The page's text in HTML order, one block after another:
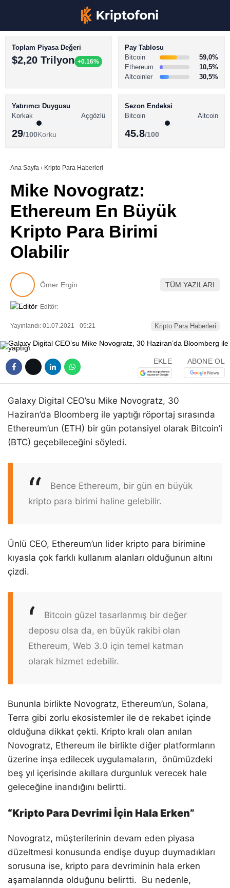
TikTok
BİTCOİN HABERLERİ
ALTCOİN HABERLERİ
SÖZLÜK
Toplam Piyasa Değeri
$2,20 Trilyon +0.16%
Pay Tablosu
Bitcoin
59,0%
Ethereum
10,5%
Altcoinler
30,5%
Yatırımcı Duygusu
Korkak
Açgözlü
29/100Korku
Sezon Endeksi
Bitcoin
Altcoin
45.8/100
Ana Sayfa › Kripto Para Haberleri
Mike Novogratz:
Ethereum En Büyük
Kripto Para Birimi
Olabilir
Ömer Ergin TÜM YAZILARI
Editör:
Yayınlandı: 01.07.2021 - 05:21 Kripto Para Haberleri
EKLE ABONE OL
Galaxy Digital CEO’su Mike Novogratz, 30
Haziran’da Bloomberg ile yaptığı röportaj sırasında
Ethereum’un (ETH) bir gün potansiyel olarak Bitcoin’i
(BTC) geçebileceğini söyledi.
Bence Ethereum, bir gün en büyük
kripto para birimi haline gelebilir.
Ünlü CEO, Ethereum’un lider kripto para birimine
kıyasla çok farklı kullanım alanları olduğunun altını
çizdi.
Bitcoin güzel tasarlanmış bir değer
deposu olsa da, en büyük rakibi olan
Ethereum, Web 3.0 için temel katman
olarak hizmet edebilir.
Bununla birlikte Novogratz, Ethereum’un, Solana,
Terra gibi zorlu ekosistemler ile de rekabet içinde
olduğuna dikkat çekti. Kripto kralı olan anılan
Novogratz, Ethereum ile birlikte diğer platformların
üzerine inşa edilecek uygulamaların, önümüzdeki
beş yıl içerisinde akıllara durgunluk verecek hale
geleceğine inandığını belirtti.
“Kripto Para Devrimi İçin Hala Erken”
Novogratz, müşterilerinin devam eden piyasa
düzeltmesi konusunda endişe duyup duymadıkları
sorusuna ise, kripto para devriminin hala erken
aşamalarında olduğunu belirtti. Bu nedenle,